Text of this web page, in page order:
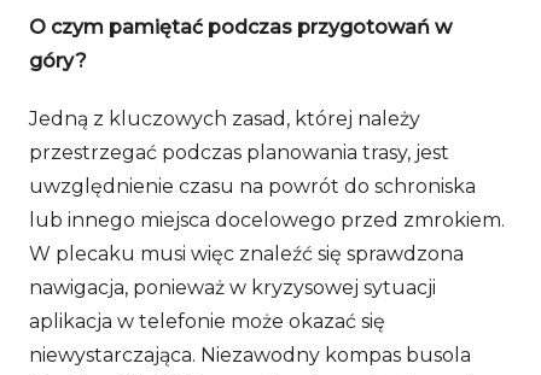
O czym pamiętać podczas przygotowań w
góry?
Jedną z kluczowych zasad, której należy
przestrzegać podczas planowania trasy, jest
uwzględnienie czasu na powrót do schroniska
lub innego miejsca docelowego przed zmrokiem.
W plecaku musi więc znaleźć się sprawdzona
nawigacja, ponieważ w kryzysowej sytuacji
aplikacja w telefonie może okazać się
niewystarczająca. Niezawodny kompas busola